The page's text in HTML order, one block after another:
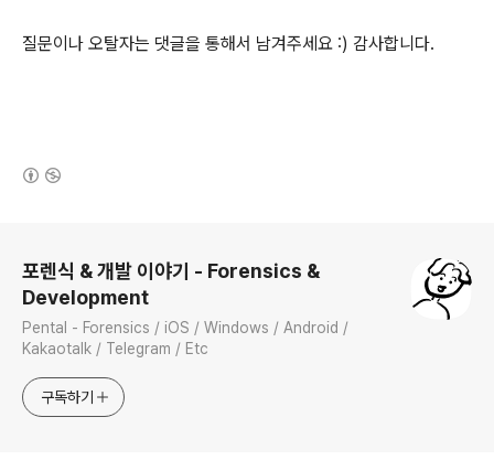
질문이나 오탈자는 댓글을 통해서 남겨주세요 :) 감사합니다.
포렌식 & 개발 이야기 - Forensics &
Development
Pental - Forensics / iOS / Windows / Android /
Kakaotalk / Telegram / Etc
구독하기